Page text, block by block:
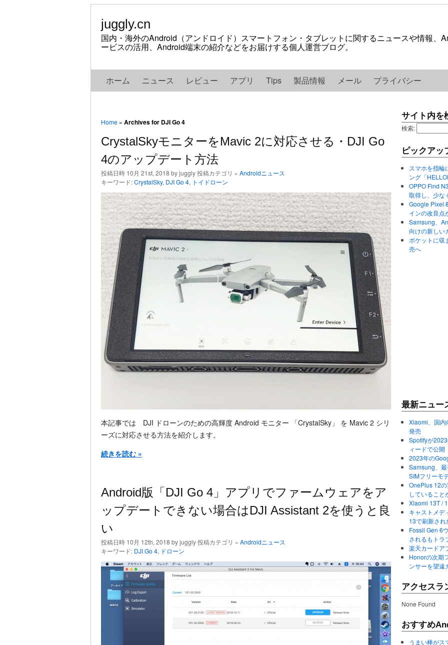
juggly.cn
国内・海外のAndroid（アンドロイド）スマートフォン・タブレットに関するニュースや情報、
ービスの活用、Android端末の紹介などをお届けする個人運営ブログ。
ホーム ニュース レビュー アプリ Tips 製品情報 メール プライバシー
Home » Archives for DJI Go 4
CrystalSkyモニターをMavic 2に対応させる・DJI Go
4のアップデート方法
投稿日時 10月 21st, 2018 by juggly 投稿カテゴリ » Androidニュース
キーワード:CrystalSky, DJI Go 4, トイドローン
本記事では DJI ドローンのための高輝度 Android モニター 「CrystalSky」 を Mavic 2 シリ
ーズに対応させる方法を紹介します。
続きを読む »
Android版「DJI Go 4」アプリでファームウェアをア
ップデートできない場合はDJI Assistant 2を使うと良
い
投稿日時 10月 12th, 2018 by juggly 投稿カテゴリ » Androidニュース
キーワード: DJI Go 4, ドローン
サイト内を
検索:
ピックアッ
スマホを指輪
ング「
OPPO Find
取得し、少な
Google Pixel
インの改良点
Samsung、
向けの新しい
ポケットに収
売へ
最新ニュー
Xiaomi、国内
発売
Spotifyが
ィードで公開
2023年の
Samsung、
SIMフリーモ
OnePlus 12
していること
Xiaomi 13T /
キャストメデ
13で刷新さ
Fossil Gen 6
されるもトラ
楽天カードア
Honorの次期
ンサーを望遠
アクセスラ
None Found
おすすめ
うまい棒がス